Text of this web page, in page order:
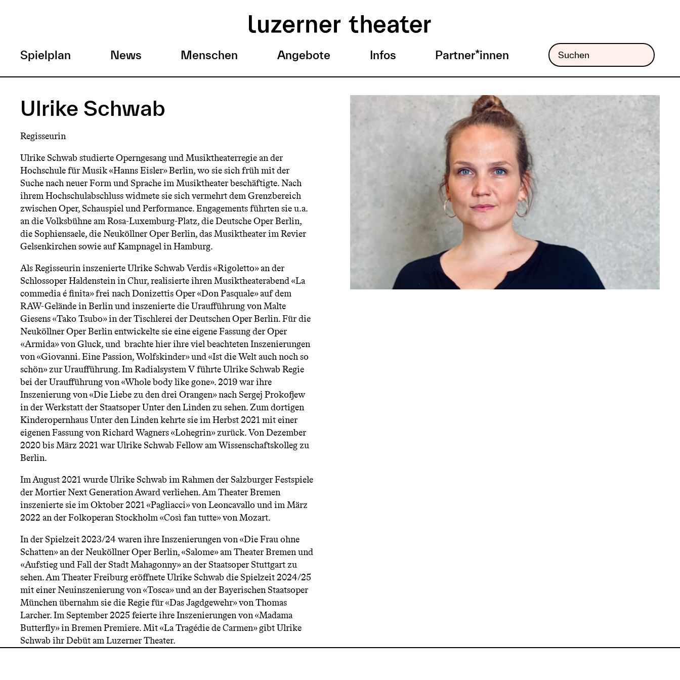
Inhalt
H
a
u
p
t
m
e
n
ü
Spielplan News Menschen Angebote Infos Partner*innen
Ulrike Schwab
Regisseurin
Ulrike Schwab studierte Operngesang und Musiktheaterregie an der
Hochschule für Musik «Hanns Eisler» Berlin, wo sie sich früh mit der
Suche nach neuer Form und Sprache im Musiktheater beschäftigte. Nach
ihrem Hochschulabschluss widmete sie sich vermehrt dem Grenzbereich
zwischen Oper, Schauspiel und Performance. Engagements führten sie u.a.
an die Volksbühne am Rosa-Luxemburg-Platz, die Deutsche Oper Berlin,
die Sophiensaele, die Neuköllner Oper Berlin, das Musiktheater im Revier
Gelsenkirchen sowie auf Kampnagel in Hamburg.
Als Regisseurin inszenierte Ulrike Schwab Verdis «Rigoletto» an der
Schlossoper Haldenstein in Chur, realisierte ihren Musiktheaterabend «La
commedia é finita» frei nach Donizettis Oper «Don Pasquale» auf dem
RAW-Gelände in Berlin und inszenierte die Uraufführung von Malte
Giesens «Tako Tsubo» in der Tischlerei der Deutschen Oper Berlin. Für die
Neuköllner Oper Berlin entwickelte sie eine eigene Fassung der Oper
«Armida» von Gluck, und brachte hier ihre viel beachteten Inszenierungen
von «Giovanni. Eine Passion, Wolfskinder» und «Ist die Welt auch noch so
schön» zur Uraufführung. Im Radialsystem V führte Ulrike Schwab Regie
bei der Uraufführung von «Whole body like gone». 2019 war ihre
Inszenierung von «Die Liebe zu den drei Orangen» nach Sergej Prokofjew
in der Werkstatt der Staatsoper Unter den Linden zu sehen. Zum dortigen
Kinderopernhaus Unter den Linden kehrte sie im Herbst 2021 mit einer
eigenen Fassung von Richard Wagners «Lohegrin» zurück. Von Dezember
2020 bis März 2021 war Ulrike Schwab Fellow am Wissenschaftskolleg zu
Berlin.
Im August 2021 wurde Ulrike Schwab im Rahmen der Salzburger Festspiele
der Mortier Next Generation Award verliehen. Am Theater Bremen
inszenierte sie im Oktober 2021 «Pagliacci» von Leoncavallo und im März
2022 an der Folkoperan Stockholm «Così fan tutte» von Mozart.
In der Spielzeit 2023/24 waren ihre Inszenierungen von «Die Frau ohne
Schatten» an der Neuköllner Oper Berlin, «Salome» am Theater Bremen und
«Aufstieg und Fall der Stadt Mahagonny» an der Staatsoper Stuttgart zu
sehen. Am Theater Freiburg eröffnete Ulrike Schwab die Spielzeit 2024/25
mit einer Neuinszenierung von «Tosca» und an der Bayerischen Staatsoper
München übernahm sie die Regie für «Das Jagdgewehr» von Thomas
Larcher. Im September 2025 feierte ihre Inszenierungen von «Madama
Butterfly» in Bremen Premiere. Mit «La Tragédie de Carmen» gibt Ulrike
Schwab ihr Debüt am Luzerner Theater.